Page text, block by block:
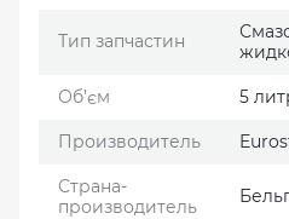
Тип запчастин
Об’єм 5
Производитель
Страна-
производитель